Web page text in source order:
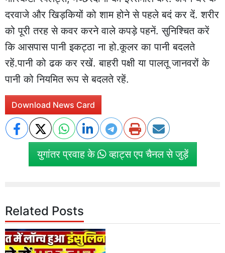
दरवाजे और खिड़कियों को शाम होने से पहले बदं कर दें. शरीर
को पूरी तरह से कवर करने वाले कपड़े पहनें. सुनिश्चित करें
कि आसपास पानी इकट्ठा ना हो.कूलर का पानी बदलते
रहें.पानी को ढक कर रखें. बाहरी पक्षी या पालतू जानवरों के
पानी को नियमित रूप से बदलते रहें.
Download News Card
युगांतर प्रवाह के व्हाट्स एप चैनल से जुड़ें
Related Posts